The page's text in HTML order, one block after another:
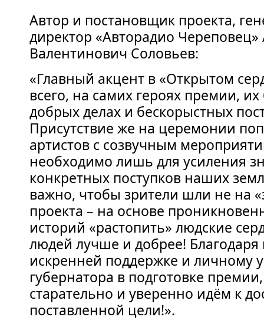
Автор и постановщик проекта,
директор «Авторадио Череповец»
Валентинович Соловьев:
«Главный акцент в «Открытом
всего, на самих героях премии,
добрых делах и бескорыстных
Присутствие же на церемонии
артистов с созвучным
необходимо лишь для усиления
конкретных поступков наших
важно, чтобы зрители шли не на
проекта – на основе
историй «растопить» людские
людей лучше и добрее!
искренней поддержке и личному
губернатора в подготовке
старательно и уверенно идём к
поставленной цели!».